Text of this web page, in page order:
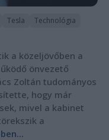
Tesla
Technológia
a közeljövőben a
önvezető
Zoltán tudományos
hogy már
mivel a kabinet
a